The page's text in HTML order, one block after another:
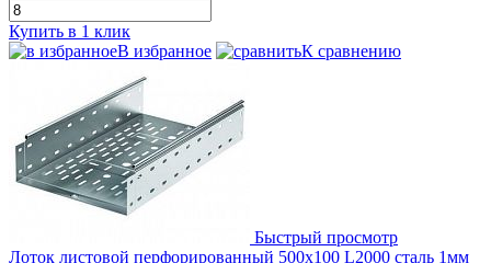
Купить в 1 клик
В избранное
К сравнению
Быстрый просмотр
Лоток листовой перфорированный 500х100 L2000 сталь 1мм